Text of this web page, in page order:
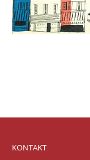
KONTAKT